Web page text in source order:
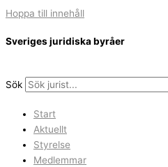
Hoppa till innehåll
Sveriges juridiska byråer
Sök
Start
Aktuellt
Styrelse
Medlemmar